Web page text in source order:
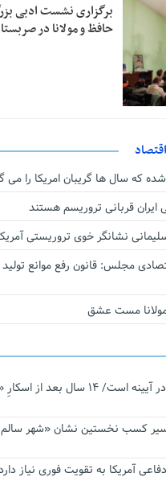
برگزاری نشست ادبی
حافظ و مولانا در
که سال ها گریبان امریکا را می
قربانی تروریسم هستند
نشانگر خوی تروریستی
مست عشق
نجات‌دهنده‌ همچنان در آیینه است/ ۱۴ سال
کسب نخستین نشان «شهر سالم
آمریکا به تقویت فوری نیاز